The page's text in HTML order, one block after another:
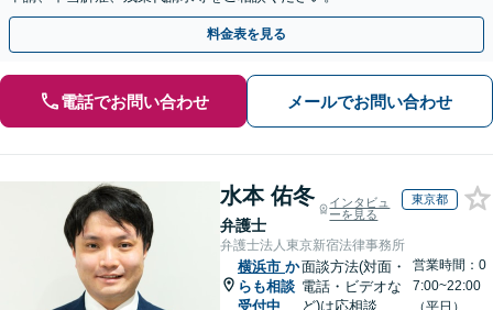
料金表を見る
電話でお問い合わせ メールでお問い合わせ
水本 佑冬
弁護士
インタビュ
ーを見る
東京都
弁護士法人東京新宿法律事務所
横浜市 か
らも相談
受付中
面談方法(対面・
電話・ビデオな
ど)は応相談
営業時間：0
7:00~22:00
（平日）